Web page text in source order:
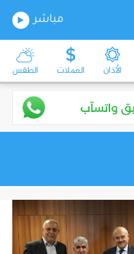
مباشر
الأذان العملات الطقس